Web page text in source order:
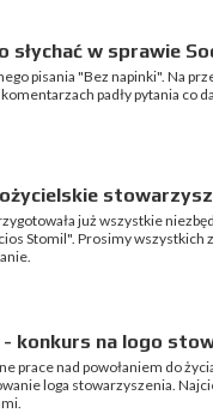
słychać w sprawie
pisania "Bez napinki". Na
padły pytania co
już wszystkie
Stomil". Prosimy
konkurs na logo
prace nad powołaniem do
loga stowarzyszenia.